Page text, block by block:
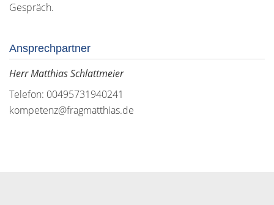
Gespräch.
Ansprechpartner
Herr Matthias Schlattmeier
Telefon: 00495731940241
kompetenz@fragmatthias.de